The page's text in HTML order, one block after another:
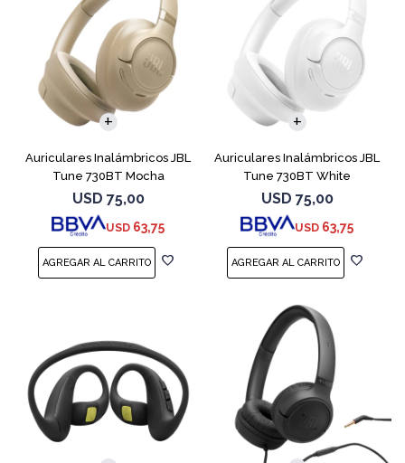
Auriculares Inalámbricos JBL
Tune 730BT Mocha
USD 75,00
USD 63,75
Auriculares Inalámbricos JBL
Tune 730BT White
USD 75,00
USD 63,75